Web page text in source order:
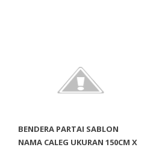
BENDERA PARTAI SABLON
NAMA CALEG UKURAN 150CM X